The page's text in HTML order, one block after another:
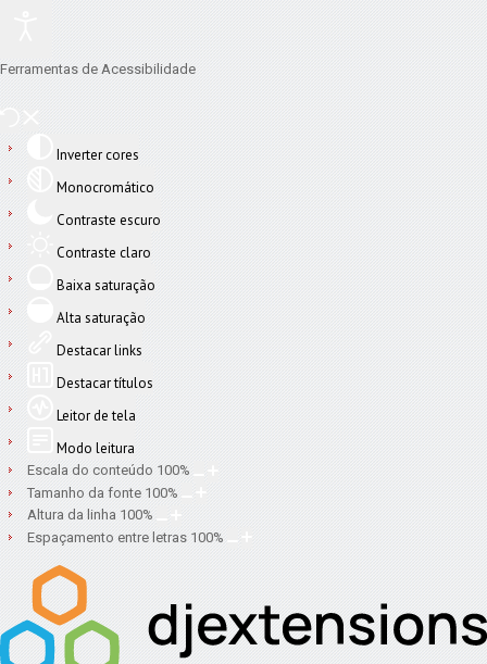
Ferramentas de Acessibilidade
Inverter cores
Monocromático
Contraste escuro
Contraste claro
Baixa saturação
Alta saturação
Destacar links
Destacar títulos
Leitor de tela
Modo leitura
Escala do conteúdo 100%
Tamanho da fonte 100%
Altura da linha 100%
Espaçamento entre letras 100%